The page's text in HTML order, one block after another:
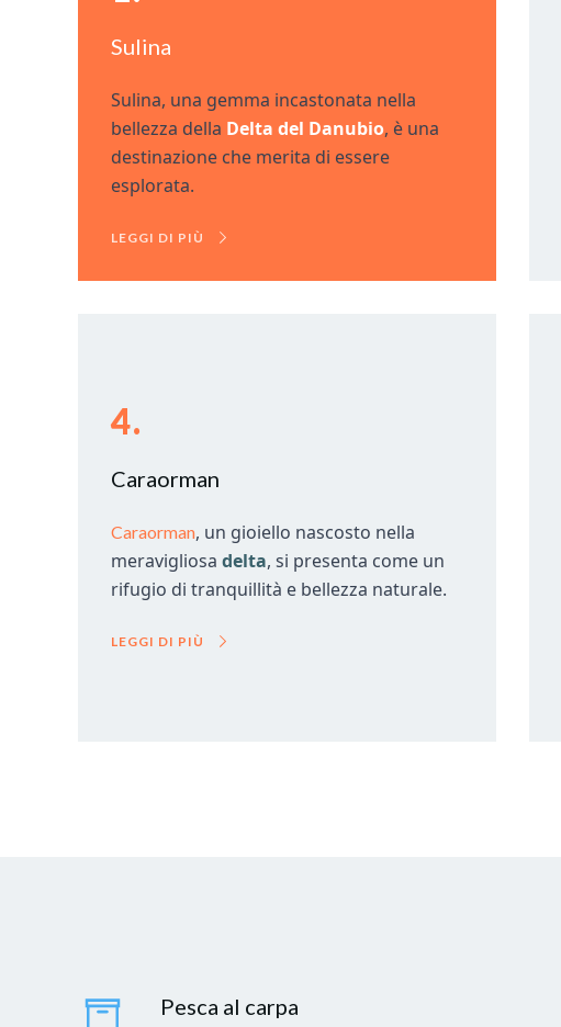
Sulina
Sulina, una gemma incastonata nella
bellezza della Delta del Danubio, è una
destinazione che merita di essere
esplorata.
LEGGI DI PIÙ
4.
Caraorman
Caraorman, un gioiello nascosto nella
meravigliosadelta, si presenta come un
rifugio di tranquillità e bellezza naturale.
LEGGI DI PIÙ
Pesca al carpa